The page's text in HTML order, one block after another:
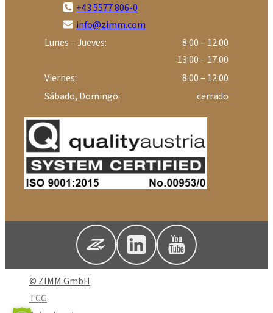
+43 5577 806-0
info@zimm.com
Lunes – Jueves:
8:00 – 12:00
13:00 – 17:00
Viernes:
8:00 – 12:00
Sábado, Domingo:
cerrado
© ZIMM GmbH
TCG